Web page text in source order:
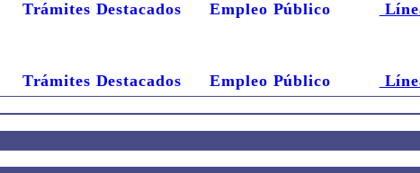
Trámites Destacados Empleo Público
Trámites Destacados Empleo Público